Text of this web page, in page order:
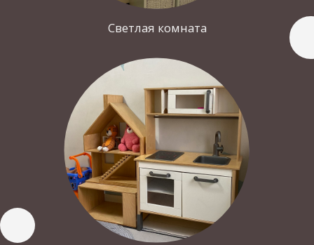
Каким способом связаться для
подтверждения брони?
WhatsApp
По телефону